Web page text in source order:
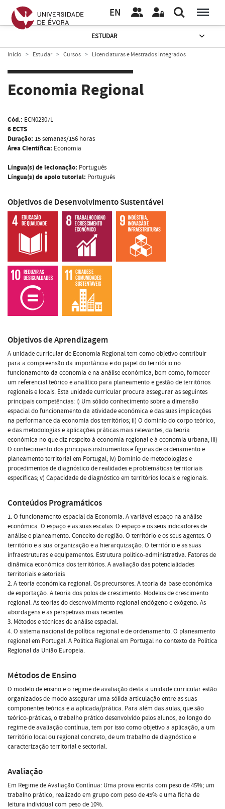
EN
ESTUDAR
Início Estudar Cursos Licenciaturas e Mestrados Integrados
Economia Regional
Cód.: ECN02307L
6 ECTS
Duração: 15 semanas/156 horas
Área Científica: Economia
Língua(s) de lecionação: Português
Língua(s) de apoio tutorial: Português
Objetivos de Desenvolvimento Sustentável
Objetivos de Aprendizagem
A unidade curricular de Economia Regional tem como objetivo contribuir
para a compreensão da importância e do papel do território no
funcionamento da economia e na análise económica, bem como, fornecer
um referencial teórico e analítico para planeamento e gestão de territórios
regionais e locais. Esta unidade curricular procura assegurar as seguintes
principais competências: i) Um sólido conhecimento sobre a dimensão
espacial do funcionamento da atividade económica e das suas implicações
na performance da economia dos territórios; ii) O domínio do corpo teórico,
e das metodologias e aplicações práticas mais relevantes, da teoria
económica no que diz respeito à economia regional e à economia urbana; iii)
O conhecimento dos principais instrumentos e figuras de ordenamento e
planeamento territorial em Portugal; iv) Domínio de metodologias e
procedimentos de diagnóstico de realidades e problemáticas territoriais
específicas; v) Capacidade de diagnóstico em territórios locais e regionais.
Conteúdos Programáticos
1. O funcionamento espacial da Economia. A variável espaço na análise
económica. O espaço e as suas escalas. O espaço e os seus indicadores de
análise e planeamento. Conceito de região. O território e os seus agentes. O
território e a sua organização e a hierarquização. O território e as suas
infraestruturas e equipamentos. Estrutura político-administrativa. Fatores de
dinâmica económica dos territórios. A avaliação das potencialidades
territoriais e setoriais
2. A teoria económica regional. Os precursores. A teoria da base económica
de exportação. A teoria dos polos de crescimento. Modelos de crescimento
regional. As teorias do desenvolvimento regional endógeno e exógeno. As
abordagens e as perspetivas mais recentes.
3. Métodos e técnicas de análise espacial.
4. O sistema nacional de política regional e de ordenamento. O planeamento
regional em Portugal. A Política Regional em Portugal no contexto da Politica
Regional da União Europeia.
Métodos de Ensino
O modelo de ensino e o regime de avaliação desta a unidade curricular estão
organizados de modo assegurar uma sólida articulação entre as suas
componentes teórica e a aplicada/prática. Para além das aulas, que são
teórico-práticas, o trabalho prático desenvolvido pelos alunos, ao longo do
regime de avaliação contínua, tem por isso como objetivo a aplicação, a um
território local ou regional concreto, de um trabalho de diagnóstico e
caracterização territorial e sectorial.
Avaliação
Em Regime de Avaliação Contínua: Uma prova escrita com peso de 45%; um
trabalho prático, realizado em grupo com peso de 45% e uma ficha de
leitura individual com peso de 10%.